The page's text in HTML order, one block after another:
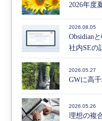
2026年度
2026.08.05
Obsidian
社内SEの
2026.05.27
GWに高
2026.05.26
理想の複